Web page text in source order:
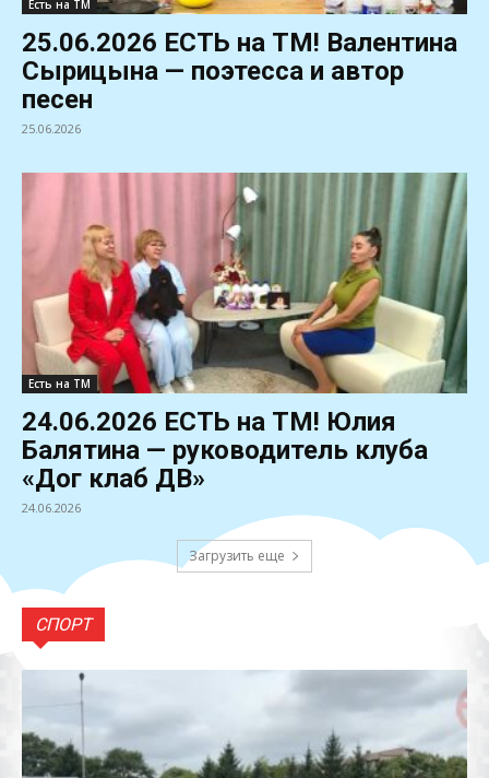
Есть на ТМ
25.06.2026 ЕСТЬ на ТМ! Валентина
Сырицына — поэтесса и автор
песен
25.06.2026
Есть на ТМ
24.06.2026 ЕСТЬ на ТМ! Юлия
Балятина — руководитель клуба
«Дог клаб ДВ»
24.06.2026
Загрузить еще
СПОРТ